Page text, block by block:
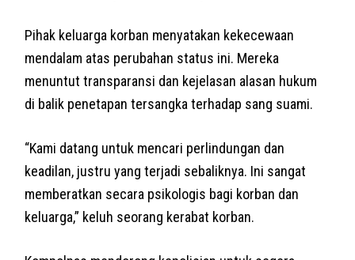
Pihak keluarga korban menyatakan kekecewaan
mendalam atas perubahan status ini. Mereka
menuntut transparansi dan kejelasan alasan hukum
di balik penetapan tersangka terhadap sang suami.
“Kami datang untuk mencari perlindungan dan
keadilan, justru yang terjadi sebaliknya. Ini sangat
memberatkan secara psikologis bagi korban dan
keluarga,” keluh seorang kerabat korban.